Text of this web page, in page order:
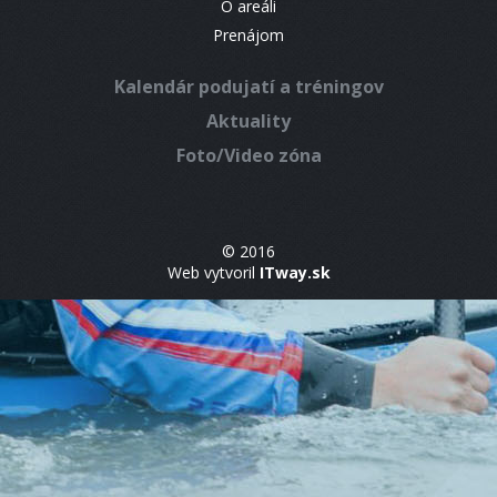
O areáli
Prenájom
Kalendár podujatí a tréningov
Aktuality
Foto/Video zóna
© 2016
Web vytvoril ITway.sk